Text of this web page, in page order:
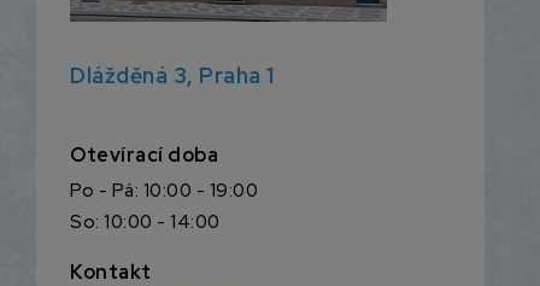
Dlážděná 3, Praha 1
Otevírací doba
Po - Pá: 10:00 - 19:00
So: 10:00 - 14:00
Kontakt